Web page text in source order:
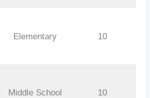
Elementary 10
Middle School 10